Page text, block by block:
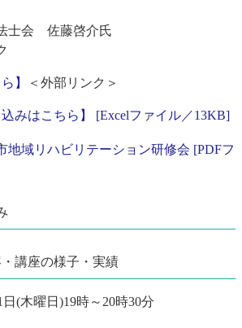
士会 佐藤啓介氏
】 ＜外部リンク＞
込みはこちら】 [Excelファイル／13KB]
地域リハビリテーション研修会 [PDFフ
講座の様子・実績
(木曜日)19時～20時30分